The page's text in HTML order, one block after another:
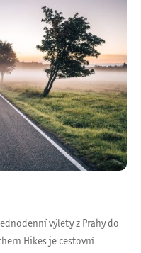
výlety z Prahy do
Hikes je cestovní